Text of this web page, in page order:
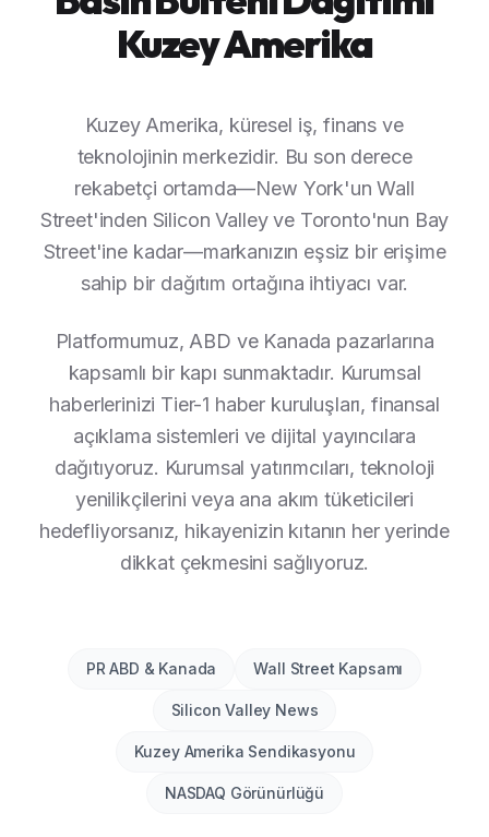
Kuzey Amerika
Kuzey Amerika, küresel iş, finans ve
teknolojinin merkezidir. Bu son derece
rekabetçi ortamda—New York'un Wall
Street'inden Silicon Valley ve Toronto'nun Bay
Street'ine kadar—markanızın eşsiz bir erişime
sahip bir dağıtım ortağına ihtiyacı var.
Platformumuz, ABD ve Kanada pazarlarına
kapsamlı bir kapı sunmaktadır. Kurumsal
haberlerinizi Tier-1 haber kuruluşları, finansal
açıklama sistemleri ve dijital yayıncılara
dağıtıyoruz. Kurumsal yatırımcıları, teknoloji
yenilikçilerini veya ana akım tüketicileri
hedefliyorsanız, hikayenizin kıtanın her yerinde
dikkat çekmesini sağlıyoruz.
PR ABD & Kanada Wall Street Kapsamı
Silicon Valley News
Kuzey Amerika Sendikasyonu
NASDAQ Görünürlüğü